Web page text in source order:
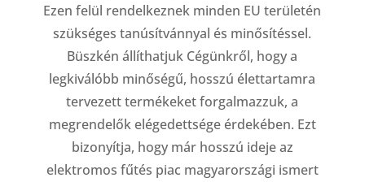
Ezen felül rendelkeznek minden EU területén
szükséges tanúsítvánnyal és minősítéssel.
Büszkén állíthatjuk Cégünkről, hogy a
legkiválóbb minőségű, hosszú élettartamra
tervezett termékeket forgalmazzuk, a
megrendelők elégedettsége érdekében. Ezt
bizonyítja, hogy már hosszú ideje az
elektromos fűtés piac magyarországi ismert